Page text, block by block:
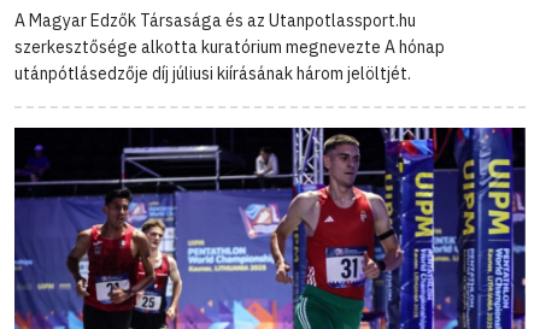
A Magyar Edzők Társasága és az Utanpotlassport.hu
szerkesztősége alkotta kuratórium megnevezte A hónap
utánpótlásedzője díj júliusi kiírásának három jelöltjét.